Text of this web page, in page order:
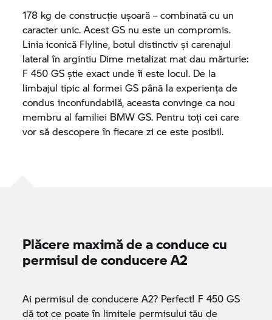
178 kg de construcție ușoară – combinată cu un
caracter unic. Acest GS nu este un compromis.
Linia iconică Flyline, botul distinctiv și carenajul
lateral în argintiu Dime metalizat mat dau mărturie:
F 450 GS știe exact unde îi este locul. De la
limbajul tipic al formei GS până la experiența de
condus inconfundabilă, aceasta convinge ca nou
membru al familiei BMW GS. Pentru toți cei care
vor să descopere în fiecare zi ce este posibil.
Plăcere maximă de a conduce cu
permisul de conducere A2
Ai permisul de conducere A2? Perfect! F 450 GS
dă tot ce poate în limitele permisului tău de